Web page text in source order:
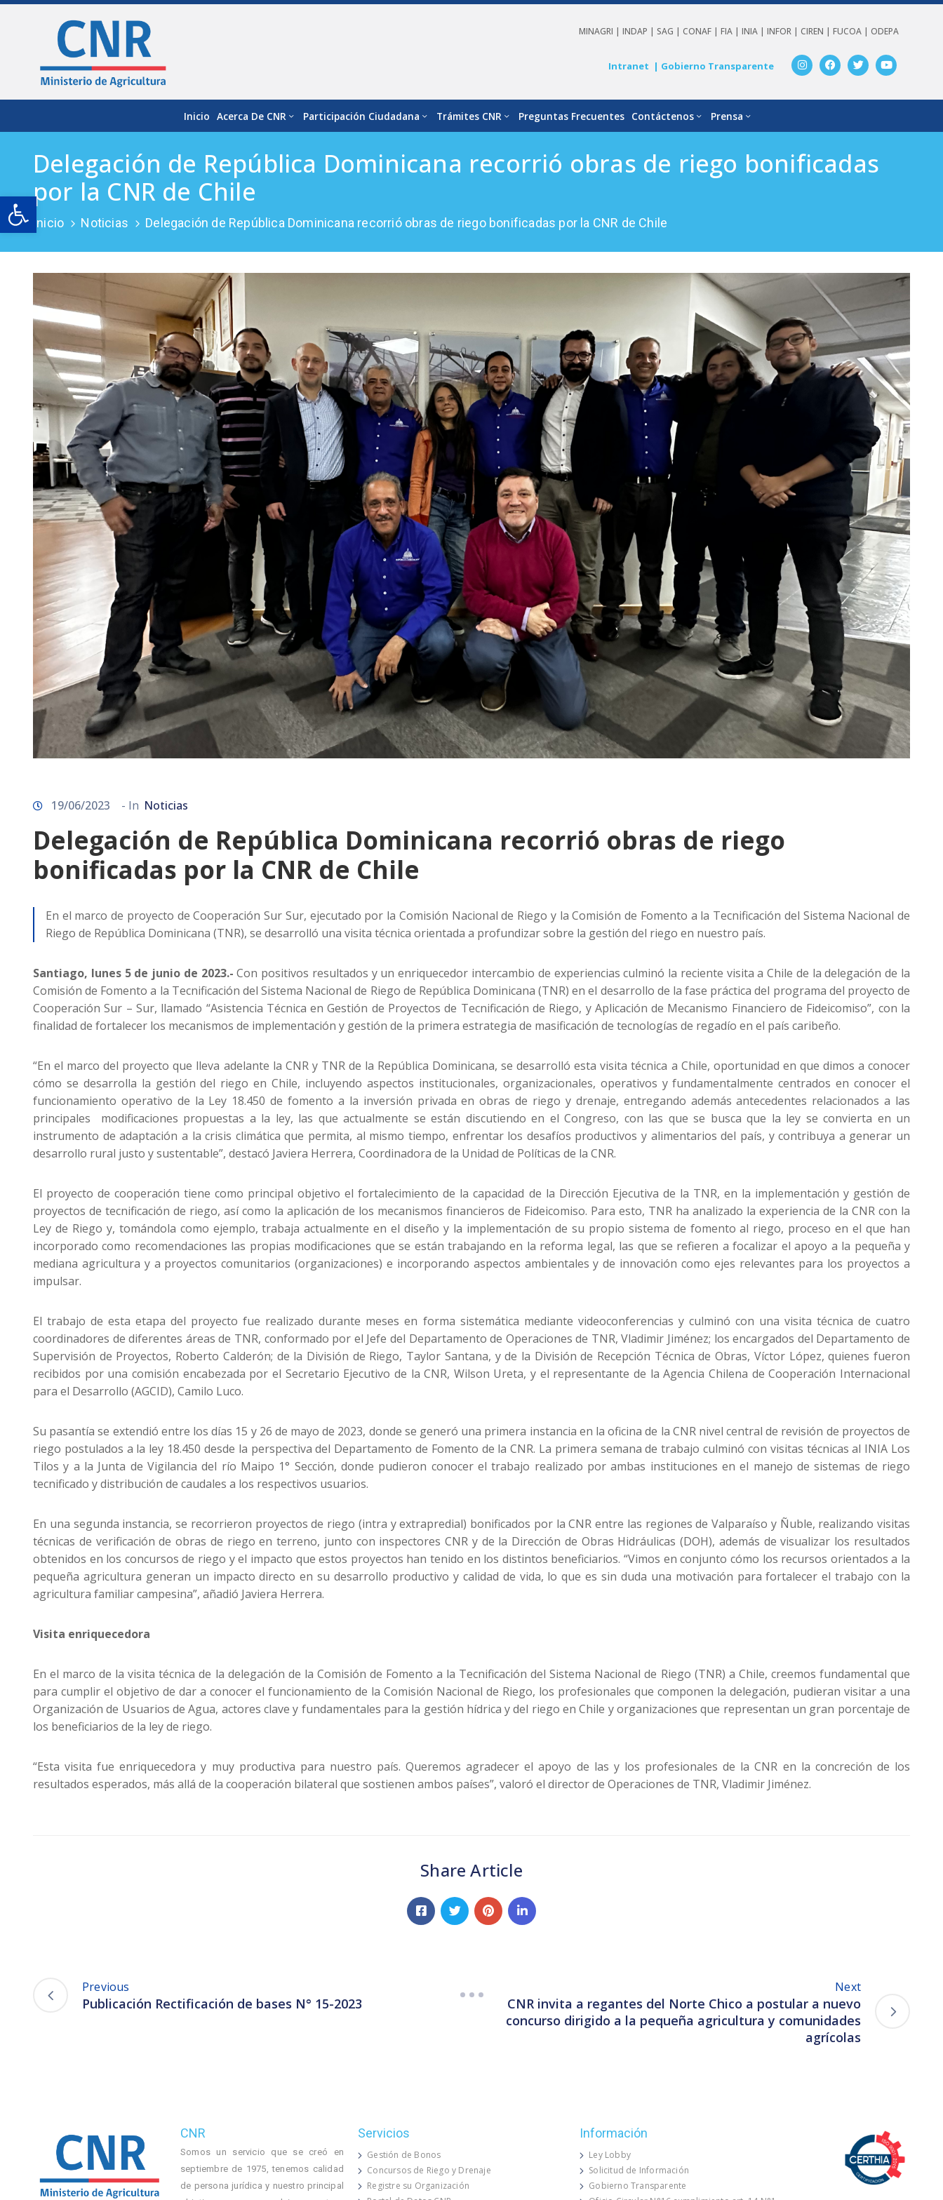
Open toolbar
MINAGRI |INDAP | SAG | CONAF |FIA |INIA |INFOR | CIREN |FUCOA | ODEPA
Intranet | Gobierno Transparente
Inicio Acerca De CNR Participación Ciudadana Trámites CNR Preguntas Frecuentes Contáctenos Prensa
Delegación de República Dominicana recorrió obras de riego bonificadas
por la CNR de Chile
Inicio Noticias Delegación de República Dominicana recorrió obras de riego bonificadas por la CNR de Chile
19/06/2023 - In Noticias
Delegación de República Dominicana recorrió obras de riego
bonificadas por la CNR de Chile
En el marco de proyecto de Cooperación Sur Sur, ejecutado por la Comisión Nacional de Riego y la Comisión de Fomento a la Tecnificación del Sistema Nacional de
Riego de República Dominicana (TNR), se desarrolló una visita técnica orientada a profundizar sobre la gestión del riego en nuestro país.
Santiago, lunes 5 de junio de 2023.-Con positivos resultados y un enriquecedor intercambio de experiencias culminó la reciente visita a Chile de la delegación de la
Comisión de Fomento a la Tecnificación del Sistema Nacional de Riego de República Dominicana (TNR) en el desarrollo de la fase práctica del programa del proyecto de
Cooperación Sur – Sur, llamado “Asistencia Técnica en Gestión de Proyectos de Tecnificación de Riego, y Aplicación de Mecanismo Financiero de Fideicomiso”, con la
finalidad de fortalecer los mecanismos de implementación y gestión de la primera estrategia de masificación de tecnologías de regadío en el país caribeño.
“En el marco del proyecto que lleva adelante la CNR y TNR de la República Dominicana, se desarrolló esta visita técnica a Chile, oportunidad en que dimos a conocer
cómo se desarrolla la gestión del riego en Chile, incluyendo aspectos institucionales, organizacionales, operativos y fundamentalmente centrados en conocer el
funcionamiento operativo de la Ley 18.450 de fomento a la inversión privada en obras de riego y drenaje, entregando además antecedentes relacionados a las
principales modificaciones propuestas a la ley, las que actualmente se están discutiendo en el Congreso, con las que se busca que la ley se convierta en un
instrumento de adaptación a la crisis climática que permita, al mismo tiempo, enfrentar los desafíos productivos y alimentarios del país, y contribuya a generar un
desarrollo rural justo y sustentable”, destacó Javiera Herrera, Coordinadora de la Unidad de Políticas de la CNR.
El proyecto de cooperación tiene como principal objetivo el fortalecimiento de la capacidad de la Dirección Ejecutiva de la TNR, en la implementación y gestión de
proyectos de tecnificación de riego, así como la aplicación de los mecanismos financieros de Fideicomiso. Para esto, TNR ha analizado la experiencia de la CNR con la
Ley de Riego y, tomándola como ejemplo, trabaja actualmente en el diseño y la implementación de su propio sistema de fomento al riego, proceso en el que han
incorporado como recomendaciones las propias modificaciones que se están trabajando en la reforma legal, las que se refieren a focalizar el apoyo a la pequeña y
mediana agricultura y a proyectos comunitarios (organizaciones) e incorporando aspectos ambientales y de innovación como ejes relevantes para los proyectos a
impulsar.
El trabajo de esta etapa del proyecto fue realizado durante meses en forma sistemática mediante videoconferencias y culminó con una visita técnica de cuatro
coordinadores de diferentes áreas de TNR, conformado por el Jefe del Departamento de Operaciones de TNR, Vladimir Jiménez; los encargados del Departamento de
Supervisión de Proyectos, Roberto Calderón; de la División de Riego, Taylor Santana, y de la División de Recepción Técnica de Obras, Víctor López, quienes fueron
recibidos por una comisión encabezada por el Secretario Ejecutivo de la CNR, Wilson Ureta, y el representante de la Agencia Chilena de Cooperación Internacional
para el Desarrollo (AGCID), Camilo Luco.
Su pasantía se extendió entre los días 15 y 26 de mayo de 2023, donde se generó una primera instancia en la oficina de la CNR nivel central de revisión de proyectos de
riego postulados a la ley 18.450 desde la perspectiva del Departamento de Fomento de la CNR. La primera semana de trabajo culminó con visitas técnicas al INIA Los
Tilos y a la Junta de Vigilancia del río Maipo 1° Sección, donde pudieron conocer el trabajo realizado por ambas instituciones en el manejo de sistemas de riego
tecnificado y distribución de caudales a los respectivos usuarios.
En una segunda instancia, se recorrieron proyectos de riego (intra y extrapredial) bonificados por la CNR entre las regiones de Valparaíso y Ñuble, realizando visitas
técnicas de verificación de obras de riego en terreno, junto con inspectores CNR y de la Dirección de Obras Hidráulicas (DOH), además de visualizar los resultados
obtenidos en los concursos de riego y el impacto que estos proyectos han tenido en los distintos beneficiarios. “Vimos en conjunto cómo los recursos orientados a la
pequeña agricultura generan un impacto directo en su desarrollo productivo y calidad de vida, lo que es sin duda una motivación para fortalecer el trabajo con la
agricultura familiar campesina”, añadió Javiera Herrera.
Visita enriquecedora
En el marco de la visita técnica de la delegación de la Comisión de Fomento a la Tecnificación del Sistema Nacional de Riego (TNR) a Chile, creemos fundamental que
para cumplir el objetivo de dar a conocer el funcionamiento de la Comisión Nacional de Riego, los profesionales que componen la delegación, pudieran visitar a una
Organización de Usuarios de Agua, actores clave y fundamentales para la gestión hídrica y del riego en Chile y organizaciones que representan un gran porcentaje de
los beneficiarios de la ley de riego.
“Esta visita fue enriquecedora y muy productiva para nuestro país. Queremos agradecer el apoyo de las y los profesionales de la CNR en la concreción de los
resultados esperados, más allá de la cooperación bilateral que sostienen ambos países”, valoró el director de Operaciones de TNR, Vladimir Jiménez.
Share Article
Previous
Publicación Rectificación de bases N° 15-2023
Next
CNR invita a regantes del Norte Chico a postular a nuevo
concurso dirigido a la pequeña agricultura y comunidades
agrícolas
CNR
Somos un servicio que se creó en
septiembre de 1975, tenemos calidad
de persona jurídica y nuestro principal
Servicios
Gestión de Bonos
Concursos de Riego y Drenaje
Registre su Organización
Información
Ley Lobby
Solicitud de Información
Gobierno Transparente